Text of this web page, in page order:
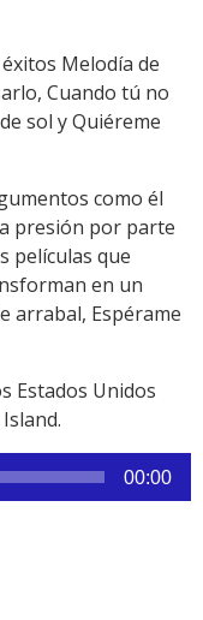
Melodía de
Cuando tú no
sol y Quiéreme
como él
presión por parte
películas que
en un
arrabal, Espérame
Estados Unidos
00:00